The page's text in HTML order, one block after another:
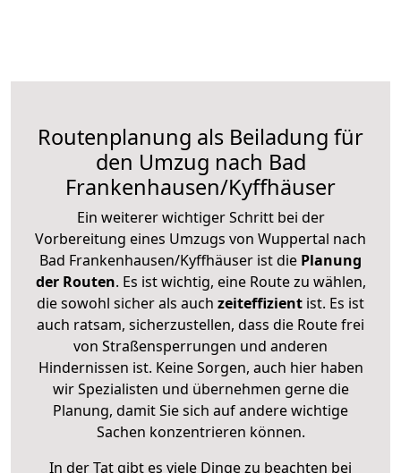
Routenplanung als Beiladung für
den Umzug nach Bad
Frankenhausen/Kyffhäuser
Ein weiterer wichtiger Schritt bei der
Vorbereitung eines Umzugs von Wuppertal nach
Bad Frankenhausen/Kyffhäuser ist die Planung
der Routen. Es ist wichtig, eine Route zu wählen,
die sowohl sicher als auch zeiteffizient ist. Es ist
auch ratsam, sicherzustellen, dass die Route frei
von Straßensperrungen und anderen
Hindernissen ist. Keine Sorgen, auch hier haben
wir Spezialisten und übernehmen gerne die
Planung, damit Sie sich auf andere wichtige
Sachen konzentrieren können.
In der Tat gibt es viele Dinge zu beachten bei